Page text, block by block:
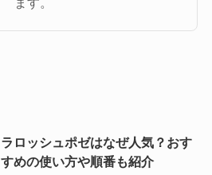
ラロッシュポゼはなぜ人気？おす
すめの使い方や順番も紹介